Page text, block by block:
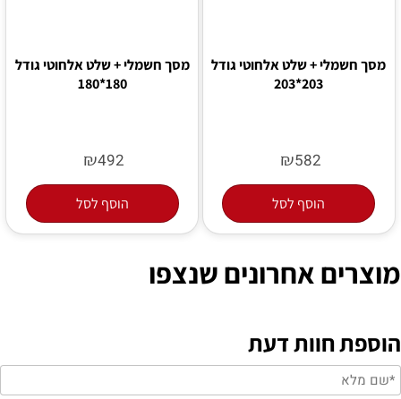
מסך חשמלי + שלט אלחוטי גודל
203*203
₪582
הוסף לסל
מסך חשמלי + שלט אלחוטי גודל
180*180
₪492
הוסף לסל
מוצרים אחרונים שנצפו
הוספת חוות דעת